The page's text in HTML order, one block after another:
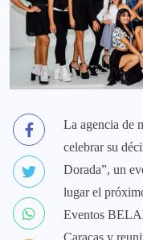
La agencia de
celebrar su
Dorada”, un
lugar el
Eventos
Caracas y